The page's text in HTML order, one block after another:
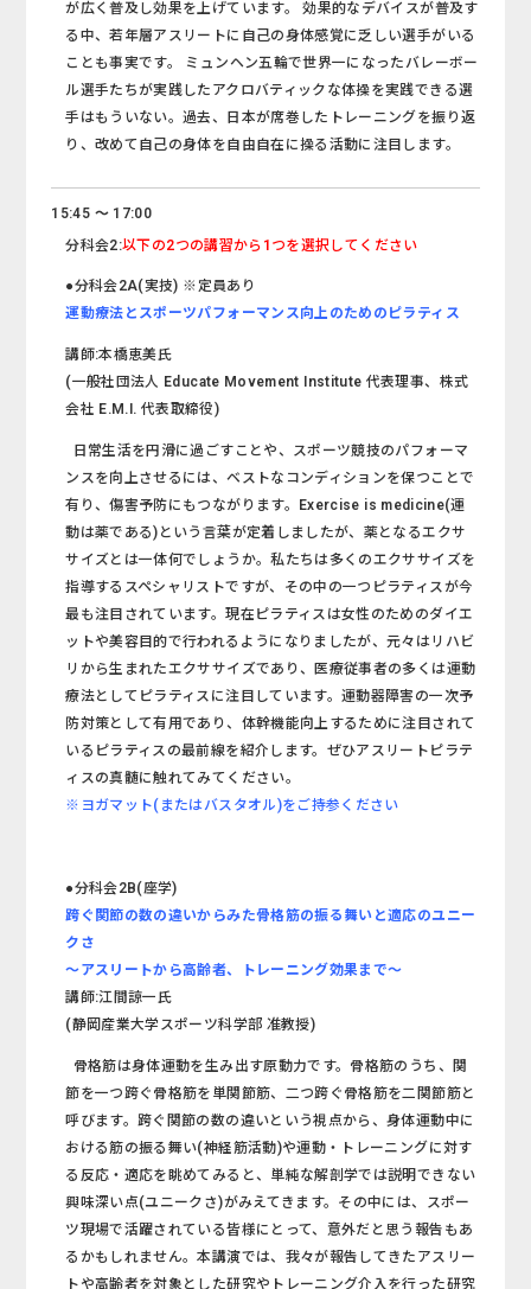
が広く普及し効果を上げています。 効果的なデバイスが普及す
る中、若年層アスリートに自己の身体感覚に乏しい選手がいる
ことも事実です。 ミュンヘン五輪で世界一になったバレーボー
ル選手たちが実践したアクロバティックな体操を実践できる選
手はもういない。過去、日本が席巻したトレーニングを振り返
り、改めて自己の身体を自由自在に操る活動に注目します。
15:45 ～ 17:00
分科会2:以下の2つの講習から1つを選択してください
●分科会2A(実技) ※定員あり
運動療法とスポーツパフォーマンス向上のためのピラティス
講師:本橋恵美氏
(一般社団法人 Educate Movement Institute 代表理事、株式
会社 E.M.I. 代表取締役)
日常生活を円滑に過ごすことや、スポーツ競技のパフォーマ
ンスを向上させるには、ベストなコンディションを保つことで
有り、傷害予防にもつながります。Exercise is medicine(運
動は薬である)という言葉が定着しましたが、薬となるエクサ
サイズとは一体何でしょうか。私たちは多くのエクササイズを
指導するスペシャリストですが、その中の一つピラティスが今
最も注目されています。現在ピラティスは女性のためのダイエ
ットや美容目的で行われるようになりましたが、元々はリハビ
リから生まれたエクササイズであり、医療従事者の多くは運動
療法としてピラティスに注目しています。運動器障害の一次予
防対策として有用であり、体幹機能向上するために注目されて
いるピラティスの最前線を紹介します。ぜひアスリートピラテ
ィスの真髄に触れてみてください。
※ヨガマット(またはバスタオル)をご持参ください
●分科会2B(座学)
跨ぐ関節の数の違いからみた骨格筋の振る舞いと適応のユニー
クさ
～アスリートから高齢者、トレーニング効果まで～
講師:江間諒一氏
(静岡産業大学スポーツ科学部 准教授)
骨格筋は身体運動を生み出す原動力です。骨格筋のうち、関
節を一つ跨ぐ骨格筋を単関節筋、二つ跨ぐ骨格筋を二関節筋と
呼びます。跨ぐ関節の数の違いという視点から、身体運動中に
おける筋の振る舞い(神経筋活動)や運動・トレーニングに対す
る反応・適応を眺めてみると、単純な解剖学では説明できない
興味深い点(ユニークさ)がみえてきます。その中には、スポー
ツ現場で活躍されている皆様にとって、意外だと思う報告もあ
るかもしれません。本講演では、我々が報告してきたアスリー
トや高齢者を対象とした研究やトレーニング介入を行った研究